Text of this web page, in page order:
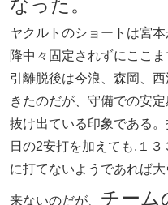
なった。
ヤクルトのショートは宮
降中々固定されずにここ
引離脱後は今浪、森岡、
きたのだが、守備での安
抜け出ている印象である
日の2安打を加えても.１
に打てないようであれば
来ないのだが、 チーム